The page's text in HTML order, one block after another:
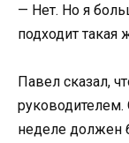
— Нет. Но я
подходит такая
Павел сказал,
неделе должен